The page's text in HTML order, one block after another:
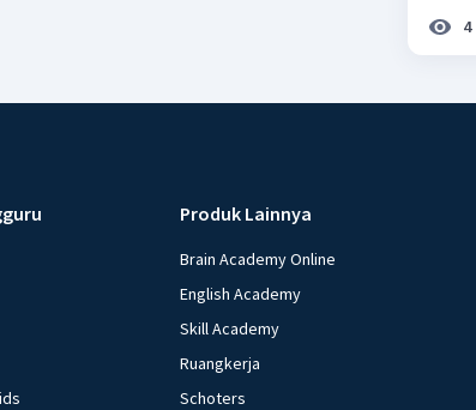
4
Produk Lainnya
Brain Academy Online
English Academy
Skill Academy
Ruangkerja
Schoters